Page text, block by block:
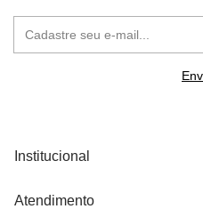
Institucional
Atendimento